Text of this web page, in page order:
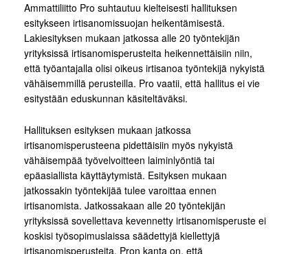
Ammattiliitto Pro suhtautuu kielteisesti hallituksen
esitykseen irtisanomissuojan heikentämisestä.
Lakiesityksen mukaan jatkossa alle 20 työntekijän
yrityksissä irtisanomisperusteita heikennettäisiin niin,
että työantajalla olisi oikeus irtisanoa työntekijä nykyistä
vähäisemmillä perusteilla. Pro vaatii, että hallitus ei vie
esitystään eduskunnan käsiteltäväksi.
Hallituksen esityksen mukaan jatkossa
irtisanomisperusteena pidettäisiin myös nykyistä
vähäisempää työvelvoitteen laiminlyöntiä tai
epäasiallista käyttäytymistä. Esityksen mukaan
jatkossakin työntekijää tulee varoittaa ennen
irtisanomista. Jatkossakaan alle 20 työntekijän
yrityksissä sovellettava kevennetty irtisanomisperuste ei
koskisi työsopimuslaissa säädettyjä kiellettyjä
irtisanomisperusteita. Pron kanta on, että